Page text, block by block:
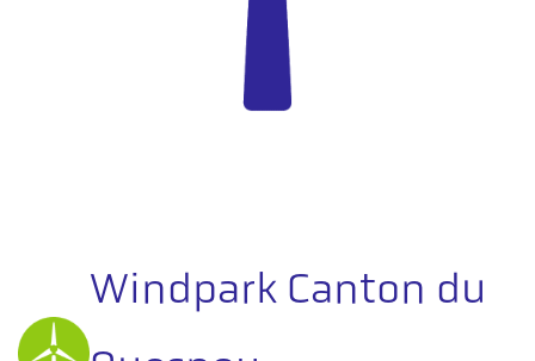
Windpark Canton du